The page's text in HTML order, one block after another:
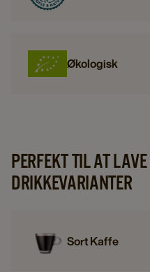
Økologisk
PERFEKT TIL AT
DRIKKEVARIANTER
Sort Kaffe